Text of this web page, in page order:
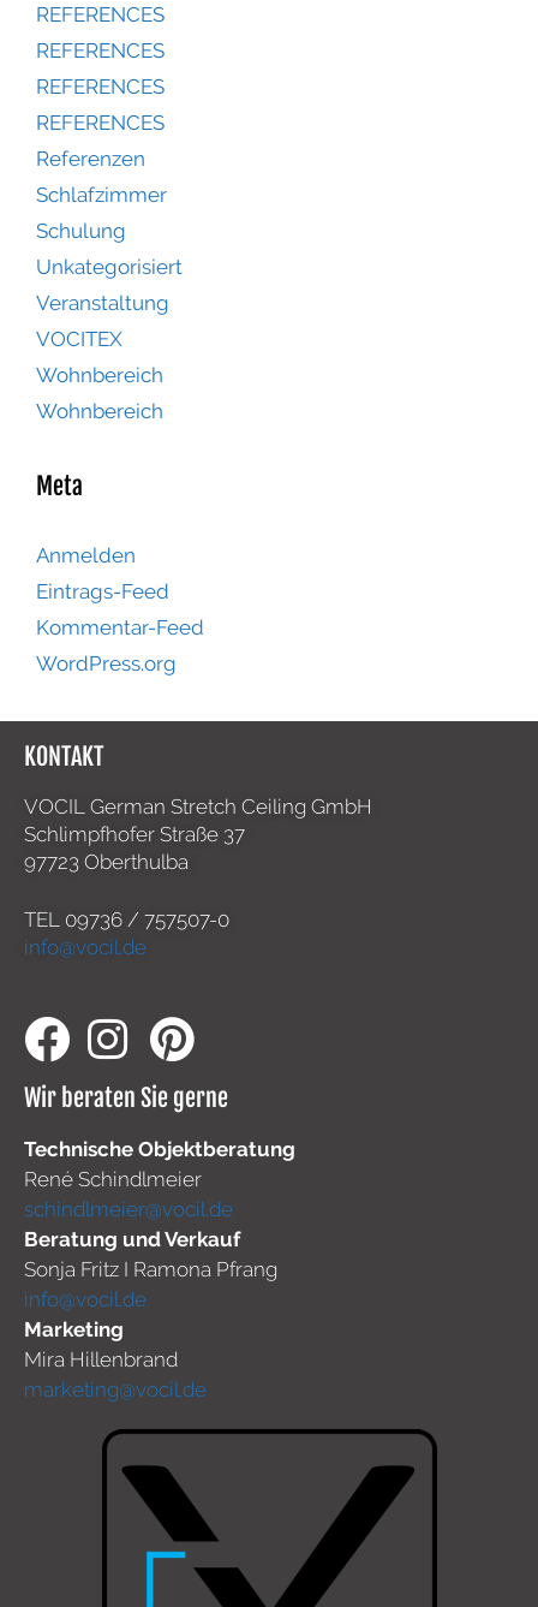
REFERENCES
REFERENCES
REFERENCES
REFERENCES
Referenzen
Schlafzimmer
Schulung
Unkategorisiert
Veranstaltung
VOCITEX
Wohnbereich
Wohnbereich
Meta
Anmelden
Eintrags-Feed
Kommentar-Feed
WordPress.org
KONTAKT
VOCIL German Stretch Ceiling GmbH
Schlimpfhofer Straße 37
97723 Oberthulba
TEL 09736 / 757507-0
info@vocil.de
Wir beraten Sie gerne
Technische Objektberatung
René Schindlmeier
schindlmeier@vocil.de
Beratung und Verkauf
Sonja Fritz I Ramona Pfrang
info@vocil.de
Marketing
Mira Hillenbrand
marketing@vocil.de